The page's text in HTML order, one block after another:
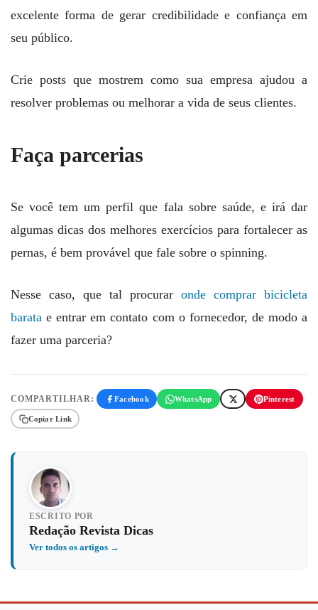
excelente forma de gerar credibilidade e confiança em
seu público.
Crie posts que mostrem como sua empresa ajudou a
resolver problemas ou melhorar a vida de seus clientes.
Faça parcerias
Se você tem um perfil que fala sobre saúde, e irá dar
algumas dicas dos melhores exercícios para fortalecer as
pernas, é bem provável que fale sobre o spinning.
Nesse caso, que tal procurar onde comprar bicicleta
barata e entrar em contato com o fornecedor, de modo a
fazer uma parceria?
COMPARTILHAR: Facebook WhatsApp Pinterest
Copiar Link
ESCRITO POR
Redação Revista Dicas
Ver todos os artigos →